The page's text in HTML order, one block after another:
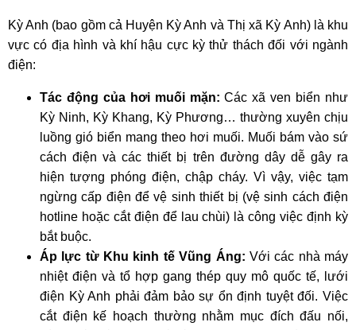
Kỳ Anh (bao gồm cả Huyện Kỳ Anh và Thị xã Kỳ Anh) là khu
vực có địa hình và khí hậu cực kỳ thử thách đối với ngành
điện:
Tác động của hơi muối mặn: Các xã ven biển như
Kỳ Ninh, Kỳ Khang, Kỳ Phương… thường xuyên chịu
luồng gió biển mang theo hơi muối. Muối bám vào sứ
cách điện và các thiết bị trên đường dây dễ gây ra
hiện tượng phóng điện, chập cháy. Vì vậy, việc tạm
ngừng cấp điện để vệ sinh thiết bị (vệ sinh cách điện
hotline hoặc cắt điện để lau chùi) là công việc định kỳ
bắt buộc.
Áp lực từ Khu kinh tế Vũng Áng: Với các nhà máy
nhiệt điện và tổ hợp gang thép quy mô quốc tế, lưới
điện Kỳ Anh phải đảm bảo sự ổn định tuyệt đối. Việc
cắt điện kế hoạch thường nhằm mục đích đấu nối,